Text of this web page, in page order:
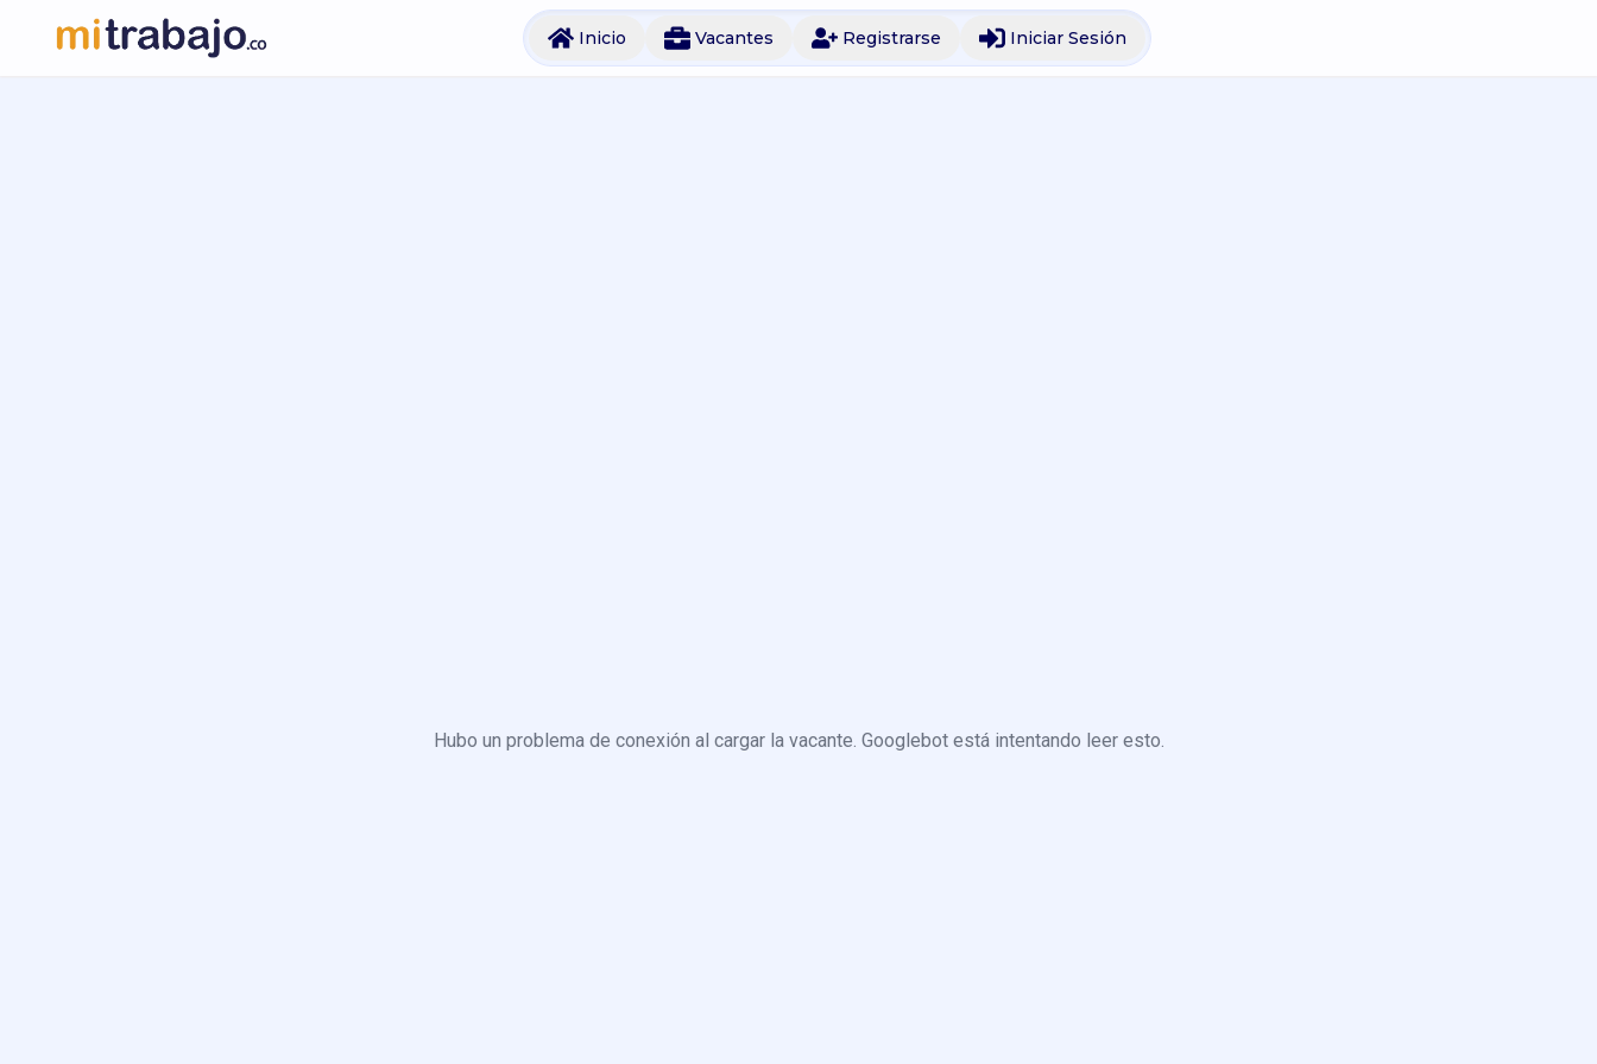
Inicio Vacantes Registrarse Iniciar Sesión
Hubo un problema de conexión al cargar la vacante. Googlebot está intentando leer esto.